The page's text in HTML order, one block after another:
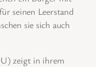
seinen Leerstand
sie sich auch
zeigt in ihrem